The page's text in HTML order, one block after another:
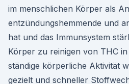
im menschlichen Körper als
entzündungshemmende und
hat und das Immunsystem
Körper zu reinigen von THC
ständige körperliche Aktivität
gezielt und schneller